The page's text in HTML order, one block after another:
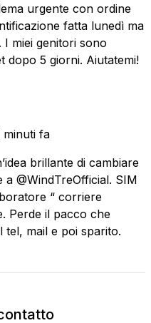
urgente con ordine
fatta lunedì ma
miei genitori sono
dopo 5 giorni. Aiutatemi!
minuti fa
brillante di cambiare
@WindTreOfficial. SIM
“ corriere
Perde il pacco che
mail e poi sparito.